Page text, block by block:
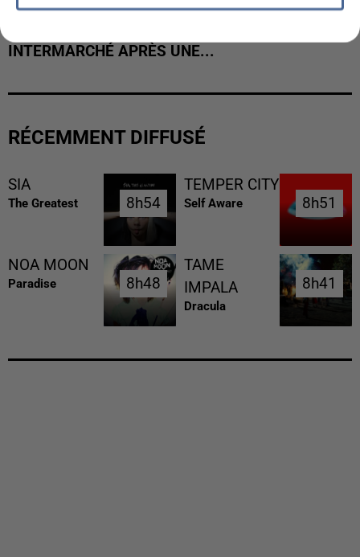
INTERMARCHÉ APRÈS UNE...
RÉCEMMENT DIFFUSÉ
SIA
The Greatest 8h54
8h54
TEMPER CITY
Self Aware 8h51
8h51
NOA MOON
Paradise 8h48
8h48
TAME
IMPALA
Dracula
8h41
8h41